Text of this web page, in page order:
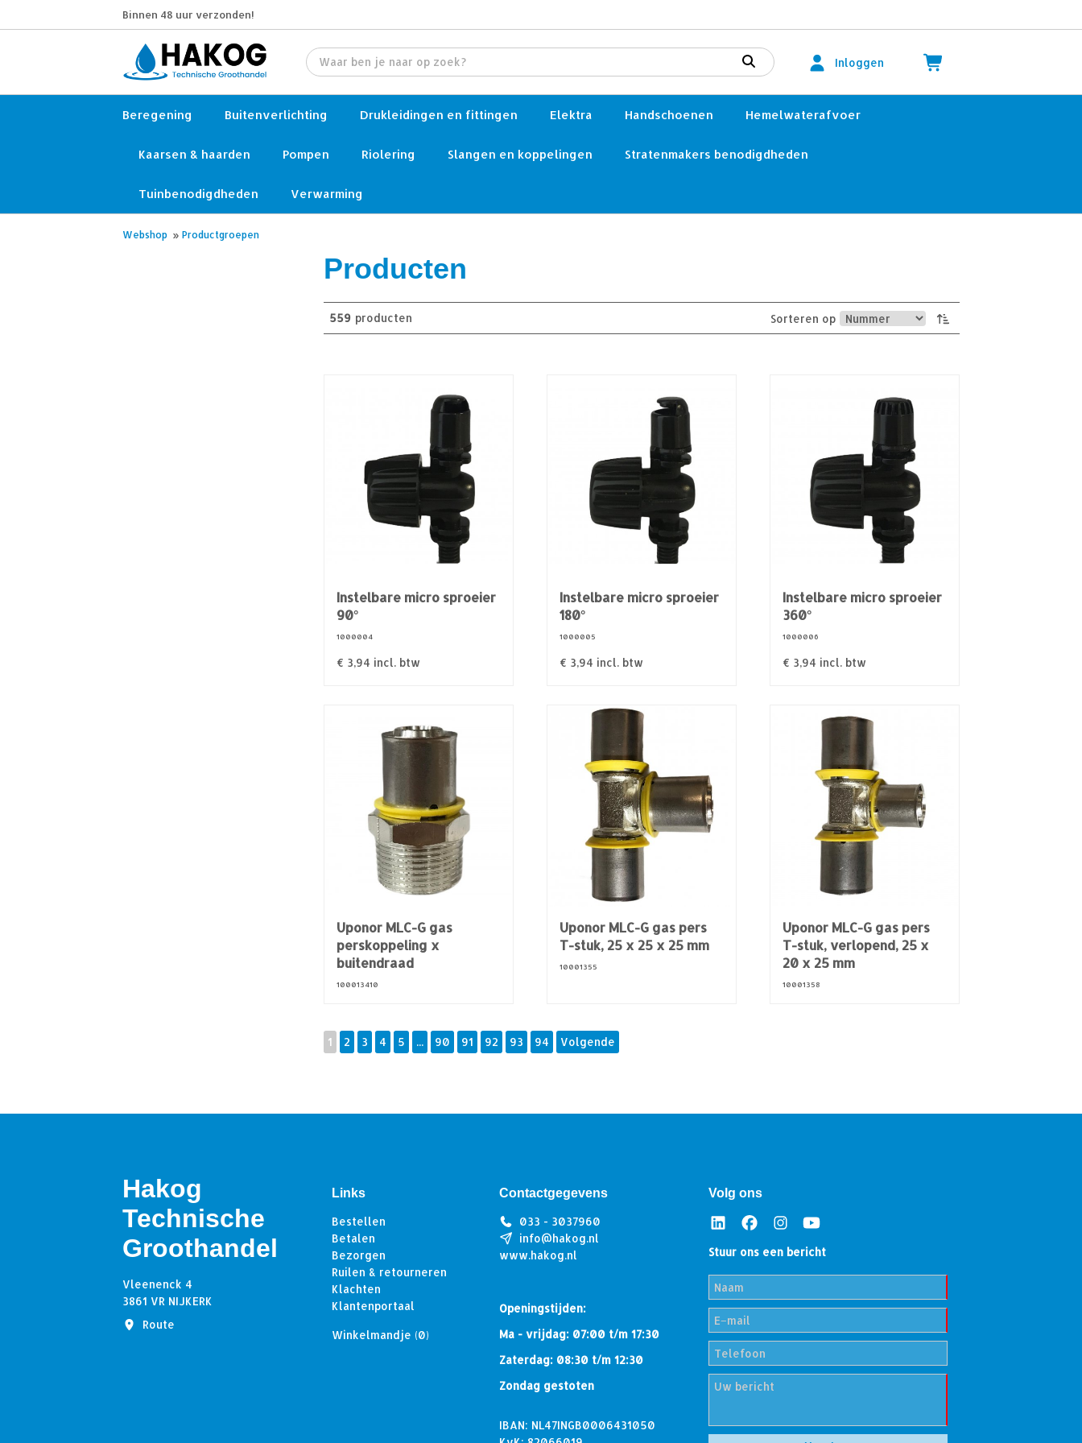
Binnen 48 uur verzonden!
Inloggen
Beregening Buitenverlichting Drukleidingen en fittingen Elektra Handschoenen Hemelwaterafvoer
Kaarsen & haarden Pompen Riolering Slangen en koppelingen Stratenmakers benodigdheden
Tuinbenodigdheden Verwarming
Webshop » Productgroepen
Producten
559 producten Sorteren op
Instelbare micro sproeier
90°
1000004
€ 3,94 incl. btw
Instelbare micro sproeier
180°
1000005
€ 3,94 incl. btw
Instelbare micro sproeier
360°
1000006
€ 3,94 incl. btw
Uponor MLC-G gas
perskoppeling x
buitendraad
100013410
Uponor MLC-G gas pers
T-stuk, 25 x 25 x 25 mm
10001355
Uponor MLC-G gas pers
T-stuk, verlopend, 25 x
20 x 25 mm
10001358
1 2 3 4 5 ... 90 91 92 93 94 Volgende
Hakog
Technische
Groothandel
Vleenenck 4
3861 VR NIJKERK
Route
Links
Bestellen
Betalen
Bezorgen
Ruilen & retourneren
Klachten
Klantenportaal
Winkelmandje (0)
Contactgegevens
033 - 3037960
info@hakog.nl
www.hakog.nl
Openingstijden:
Ma - vrijdag: 07:00 t/m 17:30
Zaterdag: 08:30 t/m 12:30
Zondag gestoten
IBAN: NL47INGB0006431050
Volg ons
Stuur ons een bericht